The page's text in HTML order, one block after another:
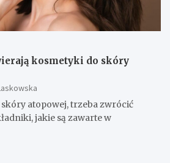
kosmetyki do skóry
atopowej, trzeba zwrócić
jakie są zawarte w